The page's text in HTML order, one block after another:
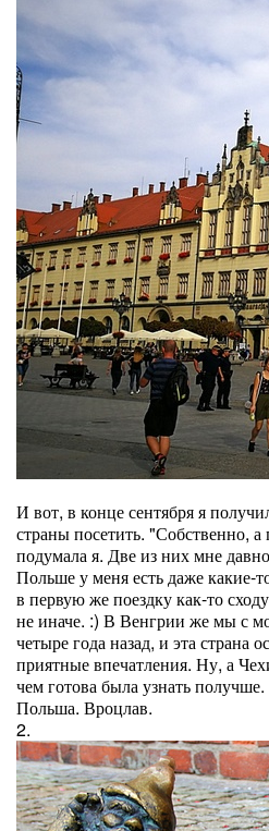
И вот, в конце сентября я
страны посетить. "Собственно, а
подумала я. Две из них мне
Польше у меня есть даже какие-
в первую же поездку как-то
не иначе. :) В Венгрии же мы с
четыре года назад, и эта страна
приятные впечатления. Ну, а
чем готова была узнать получше.
Польша. Вроцлав.
2.